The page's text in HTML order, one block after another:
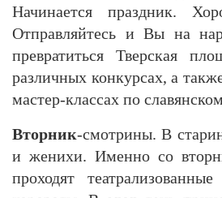
Начинается праздник.
Отправляйтесь и Вы на
превратиться Тверская
различных конкурсах, а
мастер-классах по
Вторник-смотрины. В
и женихи. Именно со
проходят